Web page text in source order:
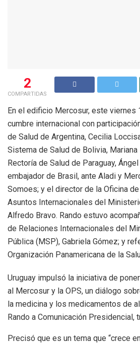
2
COMPARTIDAS
En el edificio Mercosur, este viernes
cumbre internacional con
de Salud de Argentina, Cecilia
Sistema de Salud de Bolivia, Mariana
Rectoría de Salud de Paraguay,
embajador de Brasil, ante Aladi y
Somoes; y el director de la Oficina
Asuntos Internacionales del
Alfredo Bravo. Rando estuvo
de Relaciones Internacionales del
Pública (MSP), Gabriela Gómez; y
Organización Panamericana de la
Uruguay impulsó la iniciativa de
al Mercosur y la OPS, un diálogo
la medicina y los medicamentos de
Rando a Comunicación Presidencial,
Precisó que es un tema que “crece